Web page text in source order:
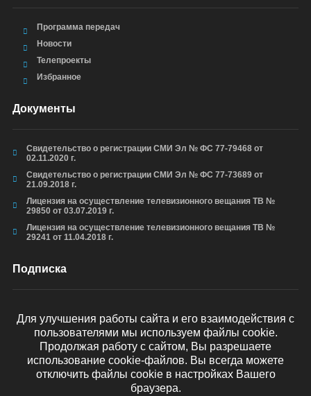
Программа передач
Новости
Телепроекты
Избранное
Документы
Свидетельство о регистрации СМИ Эл № ФС 77-79468 от
02.11.2020 г.
Свидетельство о регистрации СМИ Эл № ФС 77-73689 от
21.09.2018 г.
Лицензия на осуществление телевизионного вещания ТВ №
29850 от 03.07.2019 г.
Лицензия на осуществление телевизионного вещания ТВ №
29241 от 11.04.2018 г.
Подписка
ОТПРАВИТЬ
Для улучшения работы сайта и его взаимодействия с
пользователями мы используем файлы cookie.
Продолжая работу с сайтом, Вы разрешаете
использование cookie-файлов. Вы всегда можете
отключить файлы cookie в настройках Вашего
браузера.